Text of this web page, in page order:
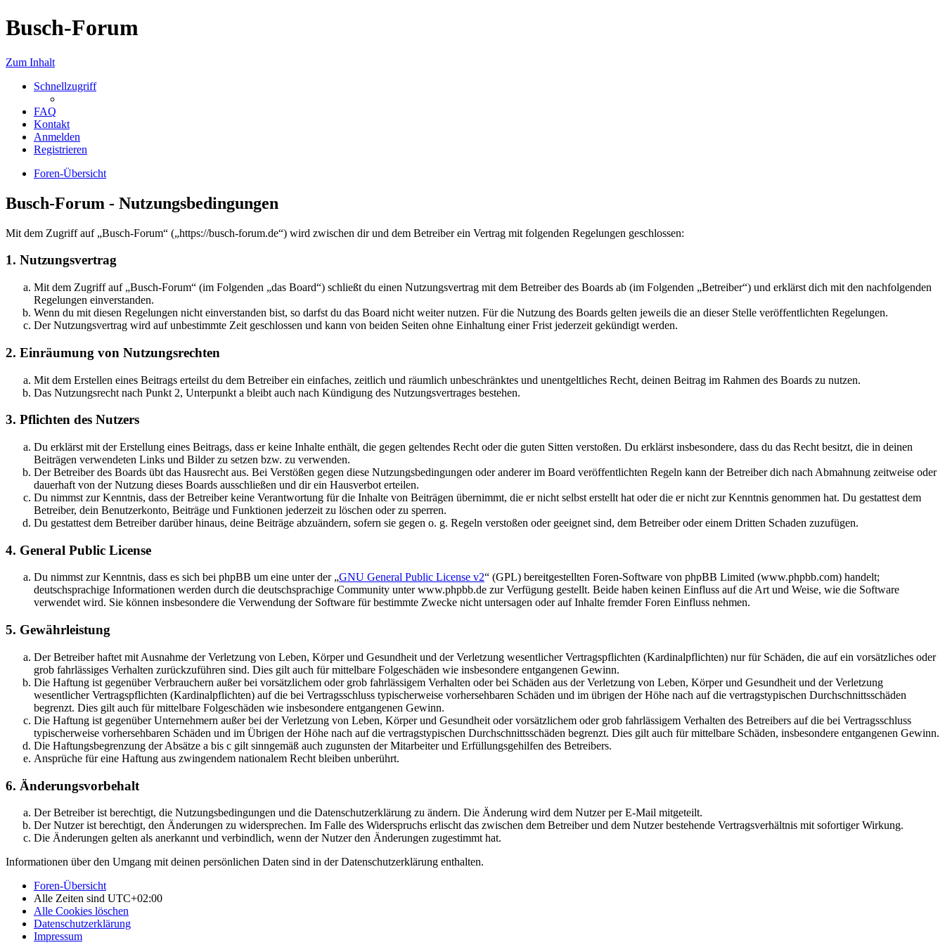
Busch-Forum
Zum Inhalt
Schnellzugriff
FAQ
Kontakt
Anmelden
Registrieren
Foren-Übersicht
Busch-Forum - Nutzungsbedingungen
Mit dem Zugriff auf „Busch-Forum“ („https://busch-forum.de“) wird zwischen dir und dem Betreiber ein Vertrag mit folgenden Regelungen geschlossen:
1. Nutzungsvertrag
Mit dem Zugriff auf „Busch-Forum“ (im Folgenden „das Board“) schließt du einen Nutzungsvertrag mit dem Betreiber des Boards ab (im Folgenden „Betreiber“) und erklärst dich mit den nachfolgenden
Regelungen einverstanden.
Wenn du mit diesen Regelungen nicht einverstanden bist, so darfst du das Board nicht weiter nutzen. Für die Nutzung des Boards gelten jeweils die an dieser Stelle veröffentlichten Regelungen.
Der Nutzungsvertrag wird auf unbestimmte Zeit geschlossen und kann von beiden Seiten ohne Einhaltung einer Frist jederzeit gekündigt werden.
2. Einräumung von Nutzungsrechten
Mit dem Erstellen eines Beitrags erteilst du dem Betreiber ein einfaches, zeitlich und räumlich unbeschränktes und unentgeltliches Recht, deinen Beitrag im Rahmen des Boards zu nutzen.
Das Nutzungsrecht nach Punkt 2, Unterpunkt a bleibt auch nach Kündigung des Nutzungsvertrages bestehen.
3. Pflichten des Nutzers
Du erklärst mit der Erstellung eines Beitrags, dass er keine Inhalte enthält, die gegen geltendes Recht oder die guten Sitten verstoßen. Du erklärst insbesondere, dass du das Recht besitzt, die in deinen
Beiträgen verwendeten Links und Bilder zu setzen bzw. zu verwenden.
Der Betreiber des Boards übt das Hausrecht aus. Bei Verstößen gegen diese Nutzungsbedingungen oder anderer im Board veröffentlichten Regeln kann der Betreiber dich nach Abmahnung zeitweise oder
dauerhaft von der Nutzung dieses Boards ausschließen und dir ein Hausverbot erteilen.
Du nimmst zur Kenntnis, dass der Betreiber keine Verantwortung für die Inhalte von Beiträgen übernimmt, die er nicht selbst erstellt hat oder die er nicht zur Kenntnis genommen hat. Du gestattest dem
Betreiber, dein Benutzerkonto, Beiträge und Funktionen jederzeit zu löschen oder zu sperren.
Du gestattest dem Betreiber darüber hinaus, deine Beiträge abzuändern, sofern sie gegen o. g. Regeln verstoßen oder geeignet sind, dem Betreiber oder einem Dritten Schaden zuzufügen.
4. General Public License
Du nimmst zur Kenntnis, dass es sich bei phpBB um eine unter der „GNU General Public License v2“ (GPL) bereitgestellten Foren-Software von phpBB Limited (www.phpbb.com) handelt;
deutschsprachige Informationen werden durch die deutschsprachige Community unter www.phpbb.de zur Verfügung gestellt. Beide haben keinen Einfluss auf die Art und Weise, wie die Software
verwendet wird. Sie können insbesondere die Verwendung der Software für bestimmte Zwecke nicht untersagen oder auf Inhalte fremder Foren Einfluss nehmen.
5. Gewährleistung
Der Betreiber haftet mit Ausnahme der Verletzung von Leben, Körper und Gesundheit und der Verletzung wesentlicher Vertragspflichten (Kardinalpflichten) nur für Schäden, die auf ein vorsätzliches oder
grob fahrlässiges Verhalten zurückzuführen sind. Dies gilt auch für mittelbare Folgeschäden wie insbesondere entgangenen Gewinn.
Die Haftung ist gegenüber Verbrauchern außer bei vorsätzlichem oder grob fahrlässigem Verhalten oder bei Schäden aus der Verletzung von Leben, Körper und Gesundheit und der Verletzung
wesentlicher Vertragspflichten (Kardinalpflichten) auf die bei Vertragsschluss typischerweise vorhersehbaren Schäden und im übrigen der Höhe nach auf die vertragstypischen Durchschnittsschäden
begrenzt. Dies gilt auch für mittelbare Folgeschäden wie insbesondere entgangenen Gewinn.
Die Haftung ist gegenüber Unternehmern außer bei der Verletzung von Leben, Körper und Gesundheit oder vorsätzlichem oder grob fahrlässigem Verhalten des Betreibers auf die bei Vertragsschluss
typischerweise vorhersehbaren Schäden und im Übrigen der Höhe nach auf die vertragstypischen Durchschnittsschäden begrenzt. Dies gilt auch für mittelbare Schäden, insbesondere entgangenen Gewinn.
Die Haftungsbegrenzung der Absätze a bis c gilt sinngemäß auch zugunsten der Mitarbeiter und Erfüllungsgehilfen des Betreibers.
Ansprüche für eine Haftung aus zwingendem nationalem Recht bleiben unberührt.
6. Änderungsvorbehalt
Der Betreiber ist berechtigt, die Nutzungsbedingungen und die Datenschutzerklärung zu ändern. Die Änderung wird dem Nutzer per E-Mail mitgeteilt.
Der Nutzer ist berechtigt, den Änderungen zu widersprechen. Im Falle des Widerspruchs erlischt das zwischen dem Betreiber und dem Nutzer bestehende Vertragsverhältnis mit sofortiger Wirkung.
Die Änderungen gelten als anerkannt und verbindlich, wenn der Nutzer den Änderungen zugestimmt hat.
Informationen über den Umgang mit deinen persönlichen Daten sind in der Datenschutzerklärung enthalten.
Foren-Übersicht
Alle Zeiten sind UTC+02:00
Alle Cookies löschen
Datenschutzerklärung
Impressum